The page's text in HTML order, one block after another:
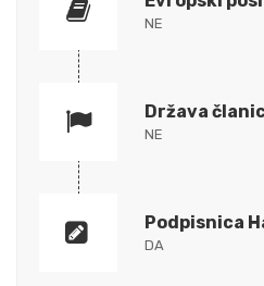
NE
Država
NE
Podpisnica
DA